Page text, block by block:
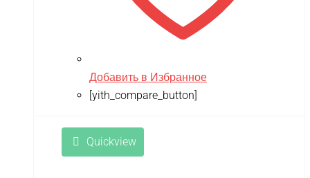
Добавить в Избранное
[yith_compare_button]
Quickview